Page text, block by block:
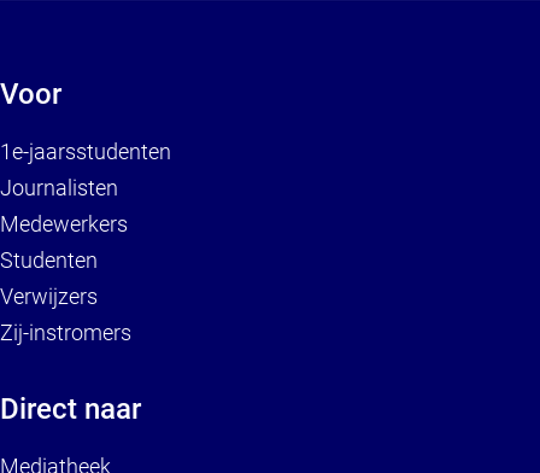
Voor
1e-jaarsstudenten
Journalisten
Medewerkers
Studenten
Verwijzers
Zij-instromers
Direct naar
Mediatheek